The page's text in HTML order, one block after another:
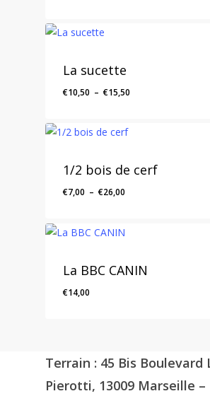
La sucette
€10,50 – €15,50
€15,50
1/2 bois de cerf
€7,00 – €26,00
€26,00
La BBC CANIN
€14,00
Terrain : 45 Bis Boulevard
Pierotti, 13009 Marseille